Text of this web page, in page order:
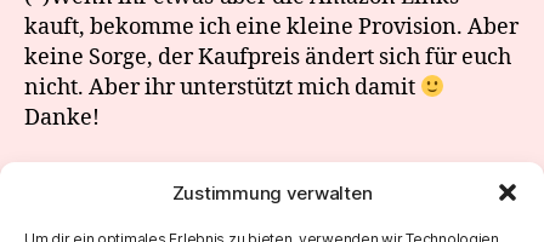
Zustimmung verwalten
kauft, bekomme ich eine kleine Provision. Aber
keine Sorge, der Kaufpreis ändert sich für euch
nicht. Aber ihr unterstützt mich damit
Danke!